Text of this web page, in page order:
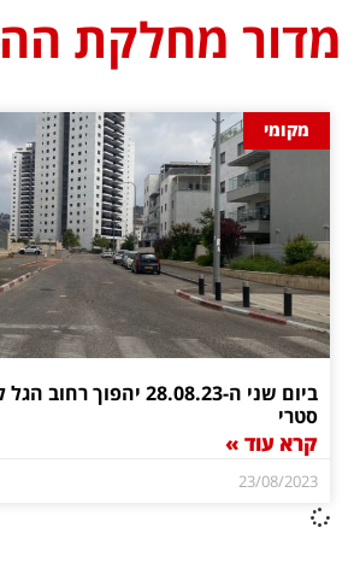
מדור מחלקת
מקומי
ביום שני ה-28.08.23
סטרי
קרא עוד »
23/08/2023